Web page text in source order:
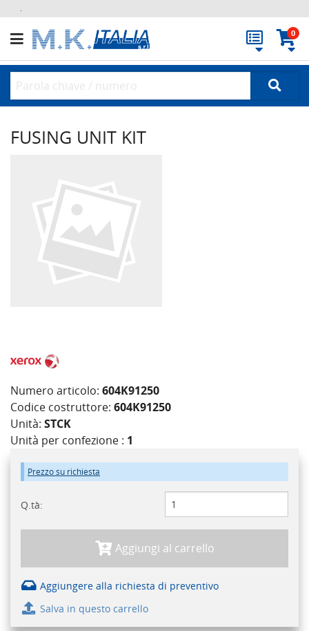
.
0
FUSING UNIT KIT
Numero articolo: 604K91250
Codice costruttore: 604K91250
Unità: STCK
Unità per confezione : 1
Prezzo su richiesta
Q.tà:
Aggiungi al carrello
Aggiungere alla richiesta di preventivo
Salva in questo carrello